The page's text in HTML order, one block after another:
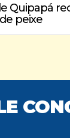
Quipapá
peixe